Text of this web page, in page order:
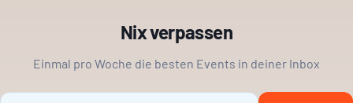
Nix verpassen
Einmal pro Woche die besten Events in deiner Inbox